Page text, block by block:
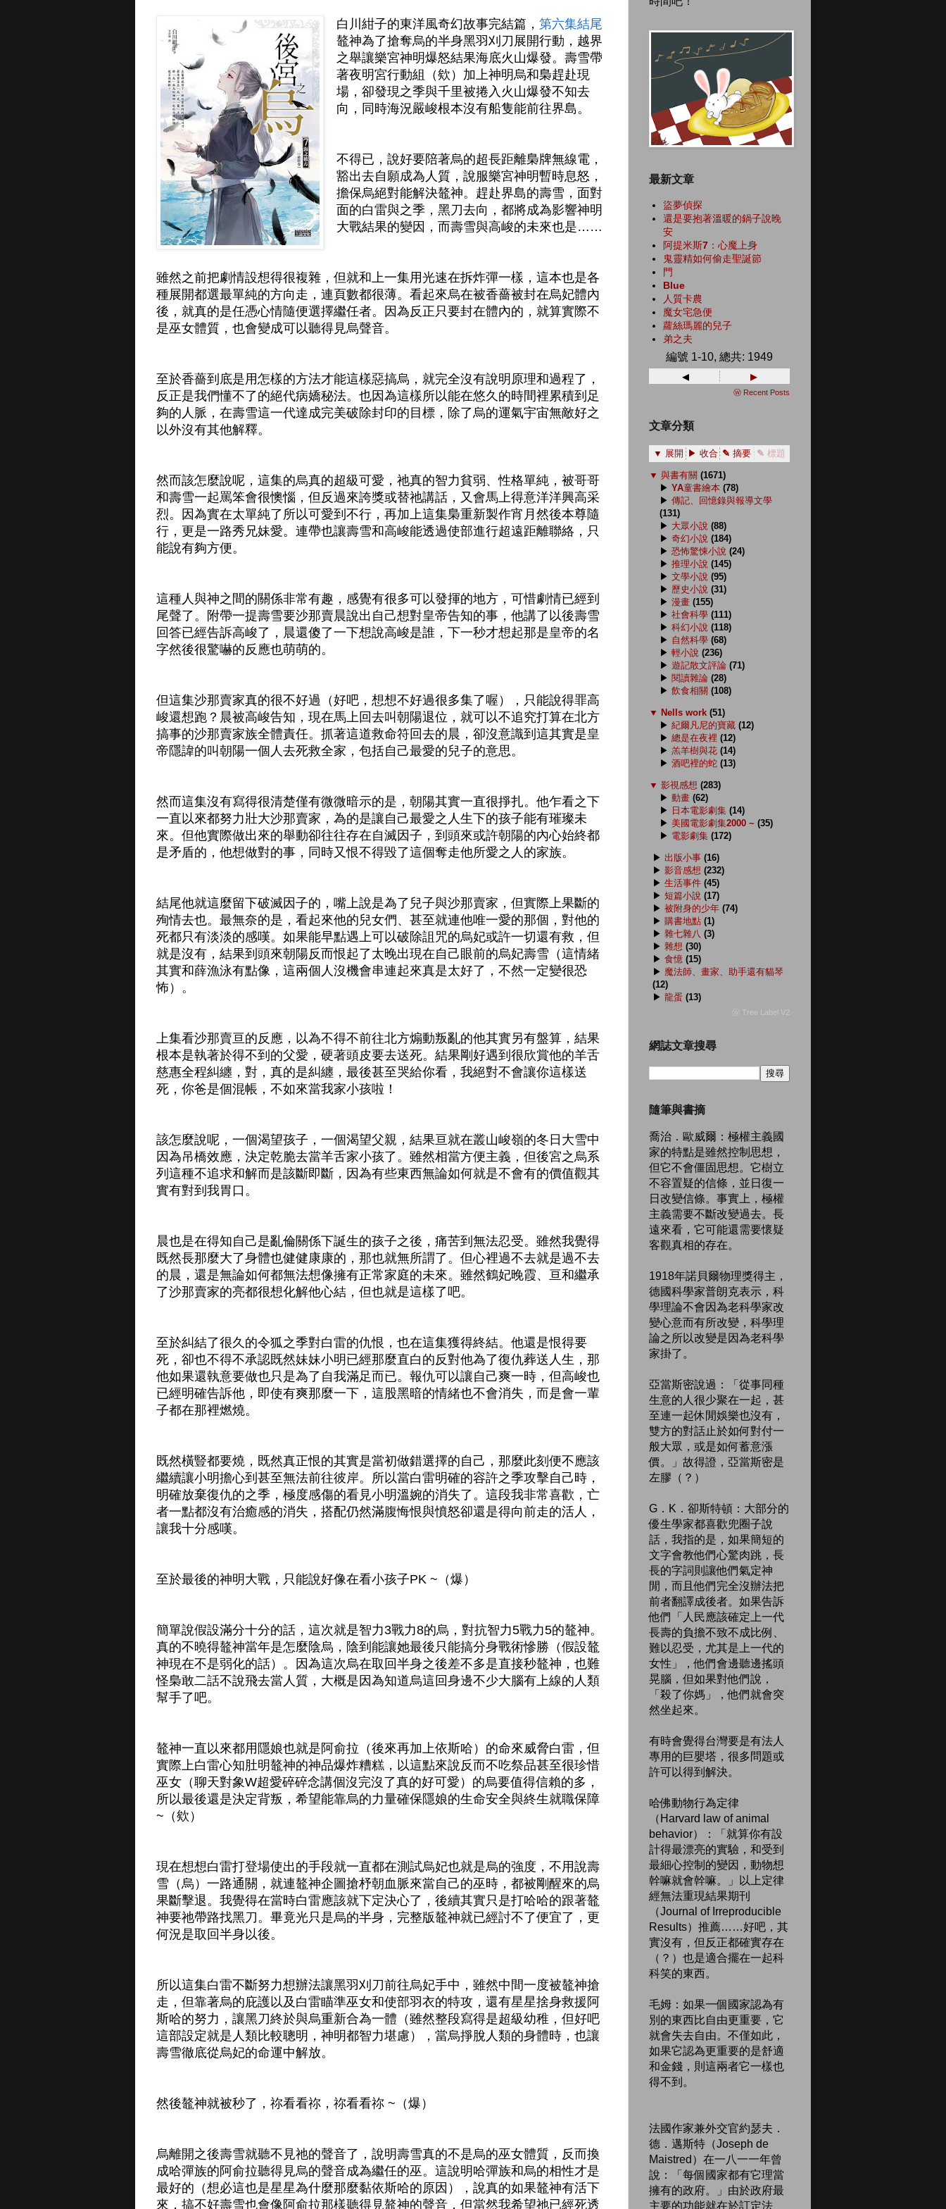
白川紺子的東洋風奇幻故事完結篇， 第六集結尾
鼇神為了搶奪烏的半身黑羽刈刀展開行動，越界
之舉讓樂宮神明爆怒結果海底火山爆發。壽雪帶
著夜明宮行動組（欸）加上神明烏和梟趕赴現
場，卻發現之季與千里被捲入火山爆發不知去
向，同時海況嚴峻根本沒有船隻能前往界島。
不得已，說好要陪著烏的超長距離梟牌無線電，
豁出去自願成為人質，說服樂宮神明暫時息怒，
擔保烏絕對能解決鼇神。趕赴界島的壽雪，面對
面的白雷與之季，黑刀去向，都將成為影響神明
大戰結果的變因，而壽雪與高峻的未來也是……
雖然之前把劇情設想得很複雜，但就和上一集用光速在拆炸彈一樣，這本也是各
種展開都選最單純的方向走，連頁數都很薄。看起來烏在被香薔被封在烏妃體內
後，就真的是任憑心情隨便選擇繼任者。因為反正只要封在體內的，就算實際不
是巫女體質，也會變成可以聽得見烏聲音。
至於香薔到底是用怎樣的方法才能這樣惡搞烏，就完全沒有說明原理和過程了，
反正是我們懂不了的絕代病嬌秘法。也因為這樣所以能在悠久的時間裡累積到足
夠的人脈，在壽雪這一代達成完美破除封印的目標，除了烏的運氣宇宙無敵好之
以外沒有其他解釋。
然而該怎麼說呢，這集的烏真的超級可愛，祂真的智力貧弱、性格單純，被哥哥
和壽雪一起罵笨會很懊惱，但反過來誇獎或替祂講話，又會馬上得意洋洋興高采
烈。因為實在太單純了所以可愛到不行，再加上這集梟重新製作宵月然後本尊隨
行，更是一路秀兄妹愛。連帶也讓壽雪和高峻能透過使部進行超遠距離聯絡，只
能說有夠方便。
這種人與神之間的關係非常有趣，感覺有很多可以發揮的地方，可惜劇情已經到
尾聲了。附帶一提壽雪要沙那賣晨說出自己想對皇帝告知的事，他講了以後壽雪
回答已經告訴高峻了，晨還傻了一下想說高峻是誰，下一秒才想起那是皇帝的名
字然後很驚嚇的反應也萌萌的。
但這集沙那賣家真的很不好過（好吧，想想不好過很多集了喔），只能說得罪高
峻還想跑？晨被高峻告知，現在馬上回去叫朝陽退位，就可以不追究打算在北方
搞事的沙那賣家族全體責任。抓著這道救命符回去的晨，卻沒意識到這其實是皇
帝隱諱的叫朝陽一個人去死救全家，包括自己最愛的兒子的意思。
然而這集沒有寫得很清楚僅有微微暗示的是，朝陽其實一直很掙扎。他乍看之下
一直以來都努力壯大沙那賣家，為的是讓自己最愛之人生下的孩子能有璀璨未
來。但他實際做出來的舉動卻往往存在自滅因子，到頭來或許朝陽的內心始終都
是矛盾的，他想做對的事，同時又恨不得毀了這個奪走他所愛之人的家族。
結尾他就這麼留下破滅因子的，嘴上說是為了兒子與沙那賣家，但實際上果斷的
殉情去也。最無奈的是，看起來他的兒女們、甚至就連他唯一愛的那個，對他的
死都只有淡淡的感嘆。如果能早點遇上可以破除詛咒的烏妃或許一切還有救，但
就是沒有，結果到頭來朝陽反而恨起了太晚出現在自己眼前的烏妃壽雪（這情緒
其實和薛漁泳有點像，這兩個人沒機會串連起來真是太好了，不然一定變很恐
怖）。
上集看沙那賣亘的反應，以為不得不前往北方煽動叛亂的他其實另有盤算，結果
根本是執著於得不到的父愛，硬著頭皮要去送死。結果剛好遇到很欣賞他的羊舌
慈惠全程糾纏，對，真的是糾纏，最後甚至哭給你看，我絕對不會讓你這樣送
死，你爸是個混帳，不如來當我家小孩啦！
該怎麼說呢，一個渴望孩子，一個渴望父親，結果亘就在叢山峻嶺的冬日大雪中
因為吊橋效應，決定乾脆去當羊舌家小孩了。雖然相當方便主義，但後宮之烏系
列這種不追求和解而是該斷即斷，因為有些東西無論如何就是不會有的價值觀其
實有對到我胃口。
晨也是在得知自己是亂倫關係下誕生的孩子之後，痛苦到無法忍受。雖然我覺得
既然長那麼大了身體也健健康康的，那也就無所謂了。但心裡過不去就是過不去
的晨，還是無論如何都無法想像擁有正常家庭的未來。雖然鶴妃晚霞、亘和繼承
了沙那賣家的亮都很想化解他心結，但也就是這樣了吧。
至於糾結了很久的令狐之季對白雷的仇恨，也在這集獲得終結。他還是恨得要
死，卻也不得不承認既然妹妹小明已經那麼直白的反對他為了復仇葬送人生，那
他如果還執意要做也只是為了自我滿足而已。報仇可以讓自己爽一時，但高峻也
已經明確告訴他，即使有爽那麼一下，這股黑暗的情緒也不會消失，而是會一輩
子都在那裡燃燒。
既然橫豎都要燒，既然真正恨的其實是當初做錯選擇的自己，那麼此刻便不應該
繼續讓小明擔心到甚至無法前往彼岸。所以當白雷明確的容許之季攻擊自己時，
明確放棄復仇的之季，極度感傷的看見小明溫婉的消失了。這段我非常喜歡，亡
者一點都沒有治癒感的消失，搭配仍然滿腹悔恨與憤怒卻還是得向前走的活人，
讓我十分感嘆。
至於最後的神明大戰，只能說好像在看小孩子PK ~（爆）
簡單說假設滿分十分的話，這次就是智力3戰力8的烏，對抗智力5戰力5的鼇神。
真的不曉得鼇神當年是怎麼陰烏，陰到能讓她最後只能搞分身戰術慘勝（假設鼇
神現在不是弱化的話）。因為這次烏在取回半身之後差不多是直接秒鼇神，也難
怪梟敢二話不說飛去當人質，大概是因為知道烏這回身邊不少大腦有上線的人類
幫手了吧。
鼇神一直以來都用隱娘也就是阿俞拉（後來再加上依斯哈）的命來威脅白雷，但
實際上白雷心知肚明鼇神的神品爆炸糟糕，以這點來說反而不吃祭品甚至很珍惜
巫女（聊天對象W超愛碎碎念講個沒完沒了真的好可愛）的烏要值得信賴的多，
所以最後還是決定背叛，希望能靠烏的力量確保隱娘的生命安全與終生就職保障
~（欸）
現在想想白雷打登場使出的手段就一直都在測試烏妃也就是烏的強度，不用說壽
雪（烏）一路通關，就連鼇神企圖搶杼朝血脈來當自己的巫時，都被剛醒來的烏
果斷擊退。我覺得在當時白雷應該就下定決心了，後續其實只是打哈哈的跟著鼇
神要祂帶路找黑刀。畢竟光只是烏的半身，完整版鼇神就已經討不了便宜了，更
何況是取回半身以後。
所以這集白雷不斷努力想辦法讓黑羽刈刀前往烏妃手中，雖然中間一度被鼇神搶
走，但靠著烏的庇護以及白雷瞄準巫女和使部羽衣的特攻，還有星星捨身救援阿
斯哈的努力，讓黑刀終於與烏重新合為一體（雖然整段寫得是超級幼稚，但好吧
這部設定就是人類比較聰明，神明都智力堪慮），當烏掙脫人類的身體時，也讓
壽雪徹底從烏妃的命運中解放。
然後鼇神就被秒了，祢看看祢，祢看看祢 ~（爆）
烏離開之後壽雪就聽不見祂的聲音了，說明壽雪真的不是烏的巫女體質，反而換
成哈彈族的阿俞拉聽得見烏的聲音成為繼任的巫。這說明哈彈族和烏的相性才是
最好的（想必這也是星星為什麼那麼黏依斯哈的原因），說真的如果鼇神有活下
來，搞不好壽雪也會像阿俞拉那樣聽得見鼇神的聲音，但當然我希望祂已經死透
最新文章
盜夢偵探
還是要抱著溫暖的鍋子說晚
安
阿提米斯7：心魔上身
鬼靈精如何偷走聖誕節
門
Blue
人質卡農
魔女宅急便
蘿絲瑪麗的兒子
弟之夫
編號 1-10, 總共: 1949
◂ ▸
ⓦ Recent Posts
文章分類
▼ 展開 ▶ 收合 ✎ 摘要 ✎ 標題
▼ 與書有關 (1671)
▶ YA童書繪本 (78)
▶ 傳記、回憶錄與報導文學
(131)
▶ 大眾小說 (88)
▶ 奇幻小說 (184)
▶ 恐怖驚悚小說 (24)
▶ 推理小說 (145)
▶ 文學小說 (95)
▶ 歷史小說 (31)
▶ 漫畫 (155)
▶ 社會科學 (111)
▶ 科幻小說 (118)
▶ 自然科學 (68)
▶ 輕小說 (236)
▶ 遊記散文評論 (71)
▶ 閱讀雜論 (28)
▶ 飲食相關 (108)
▼ Nells work (51)
▶ 紀爾凡尼的寶藏 (12)
▶ 總是在夜裡 (12)
▶ 羔羊樹與花 (14)
▶ 酒吧裡的蛇 (13)
▼ 影視感想 (283)
▶ 動畫 (62)
▶ 日本電影劇集 (14)
▶ 美國電影劇集2000 ~ (35)
▶ 電影劇集 (172)
▶ 出版小事 (16)
▶ 影音感想 (232)
▶ 生活事件 (45)
▶ 短篇小說 (17)
▶ 被附身的少年 (74)
▶ 購書地點 (1)
▶ 雜七雜八 (3)
▶ 雜想 (30)
▶ 食憶 (15)
▶ 魔法師、畫家、助手還有貓琴
(12)
▶ 龍蛋 (13)
ⓦ Tree Label V2
網誌文章搜尋
隨筆與書摘
喬治．歐威爾：極權主義國
家的特點是雖然控制思想，
但它不會僵固思想。它樹立
不容置疑的信條，並日復一
日改變信條。事實上，極權
主義需要不斷改變過去。長
遠來看，它可能還需要懷疑
客觀真相的存在。
1918年諾貝爾物理獎得主，
德國科學家普朗克表示，科
學理論不會因為老科學家改
變心意而有所改變，科學理
論之所以改變是因為老科學
家掛了。
亞當斯密說過：「從事同種
生意的人很少聚在一起，甚
至連一起休閒娛樂也沒有，
雙方的對話止於如何對付一
般大眾，或是如何蓄意漲
價。」故得證，亞當斯密是
左膠（？）
G．K．卻斯特頓：大部分的
優生學家都喜歡兜圈子說
話，我指的是，如果簡短的
文字會教他們心驚肉跳，長
長的字詞則讓他們氣定神
閒，而且他們完全沒辦法把
前者翻譯成後者。如果告訴
他們「人民應該確定上一代
長壽的負擔不致不成比例、
難以忍受，尤其是上一代的
女性」，他們會邊聽邊搖頭
晃腦，但如果對他們說，
「殺了你媽」，他們就會突
然坐起來。
有時會覺得台灣要是有法人
專用的巨嬰塔，很多問題或
許可以得到解決。
哈佛動物行為定律
（Harvard law of animal
behavior）：「就算你有設
計得最漂亮的實驗，和受到
最細心控制的變因，動物想
幹嘛就會幹嘛。」以上定律
經無法重現結果期刊
（Journal of Irreproducible
Results）推薦……好吧，其
實沒有，但反正都確實存在
（？）也是適合擺在一起科
科笑的東西。
毛姆：如果一個國家認為有
別的東西比自由更重要，它
就會失去自由。不僅如此，
如果它認為更重要的是舒適
和金錢，則這兩者它一樣也
得不到。
法國作家兼外交官約瑟夫．
德．邁斯特（Joseph de
Maistred）在一八一一年曾
說：「每個國家都有它理當
擁有的政府。」由於政府最
主要的功能就在於訂定法